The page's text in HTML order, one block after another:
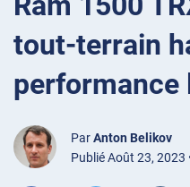
tout-terrain
performance
ParAnton Belikov
Publié Août 23, 2023